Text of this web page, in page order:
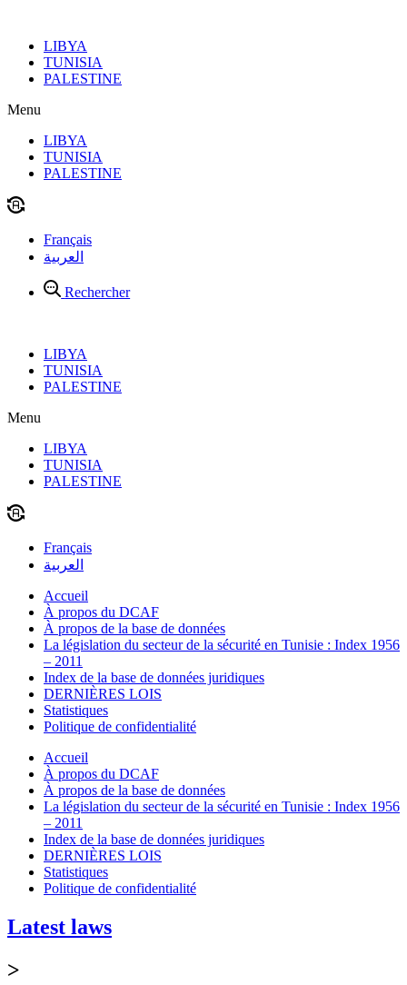
contenuLIBYA
TUNISIA
PALESTINE
Menu
LIBYA
TUNISIA
PALESTINE
Français
العربية
Rechercher
LIBYA
TUNISIA
PALESTINE
Menu
LIBYA
TUNISIA
PALESTINE
Français
العربية
Accueil
À propos du DCAF
À propos de la base de données
La législation du secteur de la sécurité en Tunisie : Index 1956
– 2011
Index de la base de données juridiques
DERNIÈRES LOIS
Statistiques
Politique de confidentialité
Accueil
À propos du DCAF
À propos de la base de données
La législation du secteur de la sécurité en Tunisie : Index 1956
– 2011
Index de la base de données juridiques
DERNIÈRES LOIS
Statistiques
Politique de confidentialité
Latest laws
>